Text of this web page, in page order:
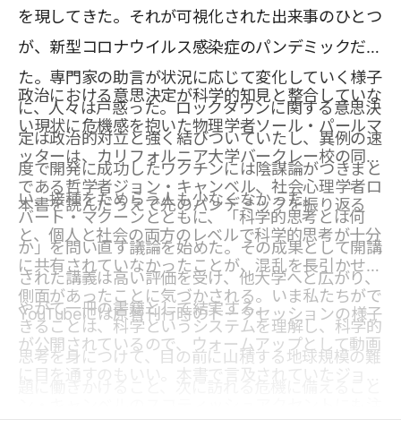
を現してきた。それが可視化された出来事のひとつ
が、新型コロナウイルス感染症のパンデミックだっ
た。専門家の助言が状況に応じて変化していく様子
に、人々は戸惑った。ロックダウンに関する意思決
定は政治的対立と強く結びついていたし、異例の速
度で開発に成功したワクチンには陰謀論がつきまと
い、接種をためらう人も少なくなかった。
政治における意思決定が科学的知見と整合していな
い現状に危機感を抱いた物理学者ソール・パールマ
ッターは、カリフォルニア大学バークレー校の同僚
である哲学者ジョン・キャンベル、社会心理学者ロ
バート・マクーンとともに、「科学的思考とは何
か」を問い直す議論を始めた。その成果として開講
された講義は高い評価を受け、他大学へと広がり、
やがて一冊の書籍として結実する。
本書を読んだうえで先のパンデミックを振り返る
と、個人と社会の両方のレベルで科学的思考が十分
に共有されていなかったことが、混乱を長引かせた
側面があったことに気づかされる。いま私たちがで
きることは、科学というシステムを理解し、科学的
思考を身につけて、目の前に山積する地球規模の難
だろう。
YouTubeには原著刊行時のトークセッションの様子
が公開されているので、ウォームアップとして動画
に目を通すのもいい。本書で言及されていたジョ